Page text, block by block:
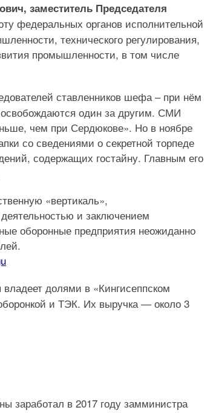
заместитель Председателя
федеральных органов исполнительной
технического регулирования,
промышленности, в том числе
ставленников шефа – при нём
один за другим. СМИ
чем при Сердюкове». Но в ноябре
со сведениями о секретной торпеде
содержащих гостайну. Главным его
«вертикаль»,
и заключением
оборонные предприятия неожиданно
долями в «Кингисеппском
и ТЭК. Их выручка — около 3
заработал в 2017 году замминистра